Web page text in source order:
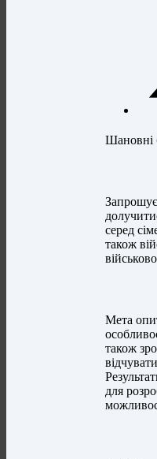
Шановні
серед
також
Мета
також
для